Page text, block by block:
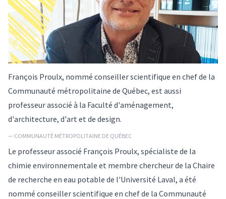
François Proulx, nommé conseiller scientifique en chef de la
Communauté métropolitaine de Québec, est aussi
professeur associé à la Faculté d'aménagement,
d'architecture, d'art et de design.
— COMMUNAUTÉ MÉTROPOLITAINE DE QUÉBEC
Le professeur associé François Proulx, spécialiste de la
chimie environnementale et membre chercheur de la Chaire
de recherche en eau potable de l'Université Laval, a été
nommé conseiller scientifique en chef de la Communauté